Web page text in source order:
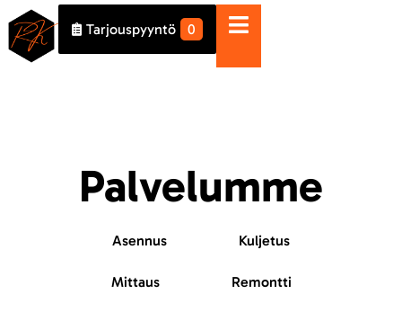
Tarjouspyyntö 0
Palvelumme
Asennus Kuljetus
Mittaus Remontti